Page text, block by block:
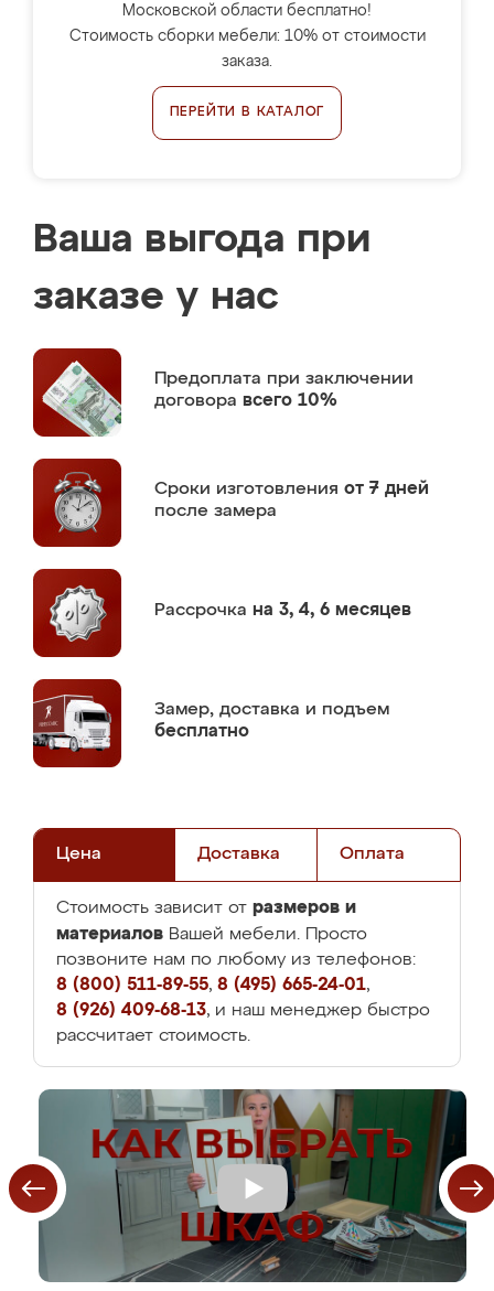
Московской области бесплатно!
Стоимость сборки мебели: 10% от стоимости
заказа.
ПЕРЕЙТИ В КАТАЛОГ
Ваша выгода при
заказе у нас
Предоплата при заключении
договора всего 10%
Сроки изготовления от 7 дней
после замера
Рассрочка на 3, 4, 6 месяцев
Замер, доставка и подъем
бесплатно
Цена Доставка Оплата
Стоимость зависит от размеров и
материалов Вашей мебели. Просто
позвоните нам по любому из телефонов:
8 (800) 511-89-55, 8 (495) 665-24-01,
8 (926) 409-68-13, и наш менеджер быстро
рассчитает стоимость.